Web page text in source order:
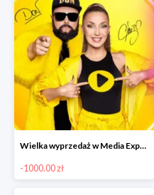
Wielka wyprzedaż w Media Expert do -1000 zł
-1000.00 zł